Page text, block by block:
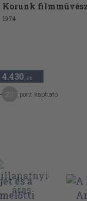
Korunk
1974
4.430 ,-Ft
pont kapható